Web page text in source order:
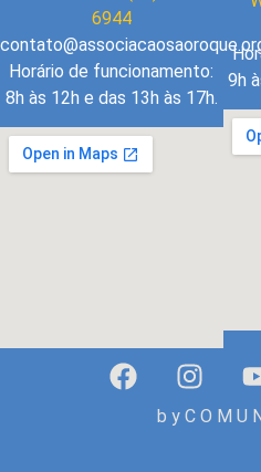
6944
Horário de funcionamento:
8h às 12h e das 13h às 17h.
9h
b y C O M U